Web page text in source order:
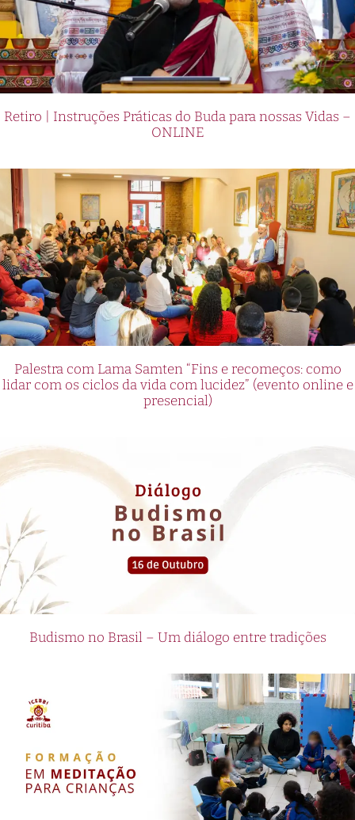
Retiro | Instruções Práticas do Buda para nossas Vidas –
ONLINE
Palestra com Lama Samten “Fins e recomeços: como
lidar com os ciclos da vida com lucidez” (evento online e
presencial)
Budismo no Brasil – Um diálogo entre tradições